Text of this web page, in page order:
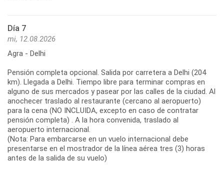
Día 7
mi, 12.08.2026
Agra - Delhi
Pensión completa opcional. Salida por carretera a Delhi (204
km). Llegada a Delhi. Tiempo libre para terminar compras en
alguno de sus mercados y pasear por las calles de la ciudad. Al
anochecer traslado al restaurante (cercano al aeropuerto)
para la cena (NO INCLUIDA, excepto en caso de contratar
pensión completa) . A la hora convenida, traslado al
aeropuerto internacional.
(Nota: Para embarcarse en un vuelo internacional debe
presentarse en el mostrador de la línea aérea tres (3) horas
antes de la salida de su vuelo)